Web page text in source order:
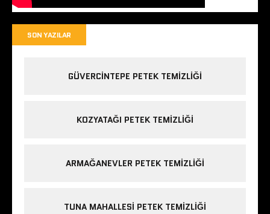
SON YAZILAR
GÜVERCINTEPE PETEK TEMIZLIĞI
KOZYATAĞI PETEK TEMIZLIĞI
ARMAĞANEVLER PETEK TEMIZLIĞI
TUNA MAHALLESI PETEK TEMIZLIĞI